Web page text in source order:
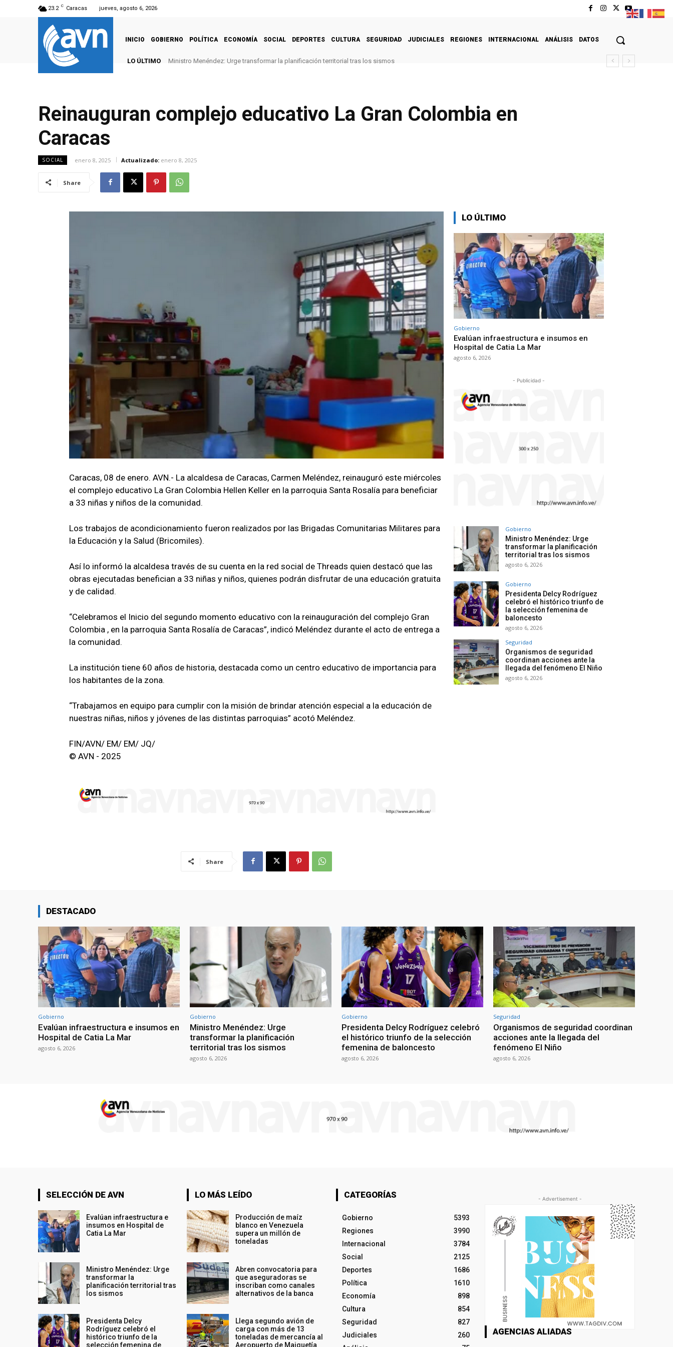
23.2 C Caracas jueves, agosto 6, 2026
INICIO GOBIERNO POLÍTICA ECONOMÍA SOCIAL DEPORTES CULTURA SEGURIDAD JUDICIALES REGIONES INTERNACIONAL ANÁLISIS DATOS
LO ÚLTIMO Ministro Menéndez: Urge transformar la planificación territorial tras los sismos
Reinauguran complejo educativo La Gran Colombia en
Caracas
SOCIAL enero 8, 2025 Actualizado: enero 8, 2025
Share
Caracas, 08 de enero. AVN.- La alcaldesa de Caracas, Carmen Meléndez, reinauguró este miércoles
el complejo educativo La Gran Colombia Hellen Keller en la parroquia Santa Rosalía para beneficiar
a 33 niñas y niños de la comunidad.
Los trabajos de acondicionamiento fueron realizados por las Brigadas Comunitarias Militares para
la Educación y la Salud (Bricomiles).
Así lo informó la alcaldesa través de su cuenta en la red social de Threads quien destacó que las
obras ejecutadas benefician a 33 niñas y niños, quienes podrán disfrutar de una educación gratuita
y de calidad.
“Celebramos el Inicio del segundo momento educativo con la reinauguración del complejo Gran
Colombia , en la parroquia Santa Rosalía de Caracas”, indicó Meléndez durante el acto de entrega a
la comunidad.
La institución tiene 60 años de historia, destacada como un centro educativo de importancia para
los habitantes de la zona.
“Trabajamos en equipo para cumplir con la misión de brindar atención especial a la educación de
nuestras niñas, niños y jóvenes de las distintas parroquias” acotó Meléndez.
FIN/AVN/ EM/ EM/ JQ/
© AVN - 2025
Share
LO ÚLTIMO
Gobierno
Evalúan infraestructura e insumos en
Hospital de Catia La Mar
agosto 6, 2026
- Publicidad -
Gobierno
Ministro Menéndez: Urge
transformar la planificación
territorial tras los sismos
agosto 6, 2026
Gobierno
Presidenta Delcy Rodríguez
celebró el histórico triunfo de
la selección femenina de
baloncesto
agosto 6, 2026
Seguridad
Organismos de seguridad
coordinan acciones ante la
llegada del fenómeno El Niño
agosto 6, 2026
DESTACADO
Gobierno
Evalúan infraestructura e insumos en
Hospital de Catia La Mar
agosto 6, 2026
Gobierno
Ministro Menéndez: Urge
transformar la planificación
territorial tras los sismos
agosto 6, 2026
Gobierno
Presidenta Delcy Rodríguez celebró
el histórico triunfo de la selección
femenina de baloncesto
agosto 6, 2026
Seguridad
Organismos de seguridad coordinan
acciones ante la llegada del
fenómeno El Niño
agosto 6, 2026
SELECCIÓN DE AVN
Evalúan infraestructura e
insumos en Hospital de
Catia La Mar
Ministro Menéndez: Urge
transformar la
planificación territorial tras
los sismos
Presidenta Delcy
Rodríguez celebró el
histórico triunfo de la
selección femenina de
LO MÁS LEÍDO
Producción de maíz
blanco en Venezuela
supera un millón de
toneladas
Abren convocatoria para
que aseguradoras se
inscriban como canales
alternativos de la banca
Llega segundo avión de
carga con más de 13
toneladas de mercancía al
Aeropuerto de Maiquetía
CATEGORÍAS
Gobierno
5393
Regiones
3990
Internacional
3784
Social
2125
Deportes
1686
Política
1610
Economía
898
Cultura
854
Seguridad
827
Judiciales
260
- Advertisement -
AGENCIAS ALIADAS